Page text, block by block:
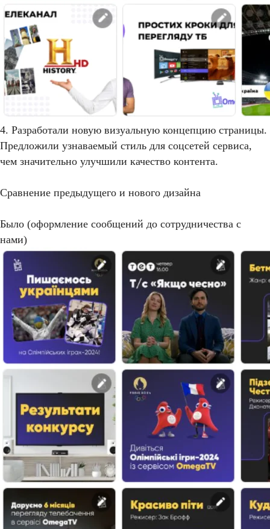
4. Разработали новую визуальную концепцию страницы.
Предложили узнаваемый стиль для соцсетей сервиса,
чем значительно улучшили качество контента.
Сравнение предыдущего и нового дизайна
Было (оформление сообщений до сотрудничества с
нами)